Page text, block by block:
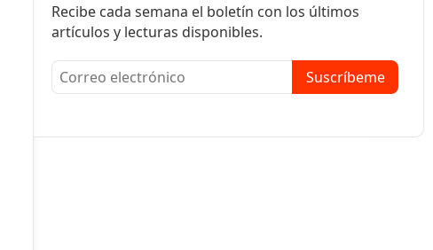
Recibe cada semana el boletín con los últimos
artículos y lecturas disponibles.
Suscríbeme